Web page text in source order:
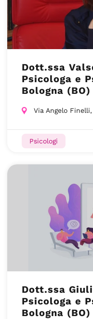
Dott.ssa
Psicologa e
Bologna (BO)
Via Angelo
Psicologi
Dott.ssa
Psicologa e
Bologna (BO)